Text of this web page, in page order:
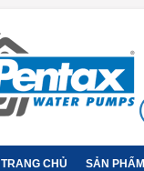
TRANG CHỦ SẢN PHẨM